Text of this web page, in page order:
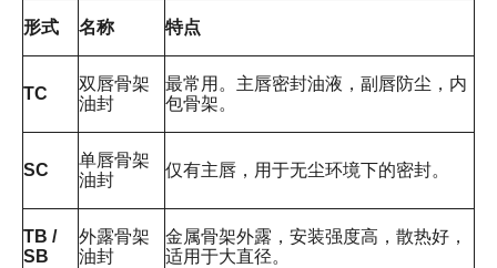
形式 名称 特点
TC
双唇骨架
油封
最常用。主唇密封油液，副唇防尘，内
包骨架。
SC
单唇骨架
油封
仅有主唇，用于无尘环境下的密封。
TB /
SB
外露骨架
油封
金属骨架外露，安装强度高，散热好，
适用于大直径。